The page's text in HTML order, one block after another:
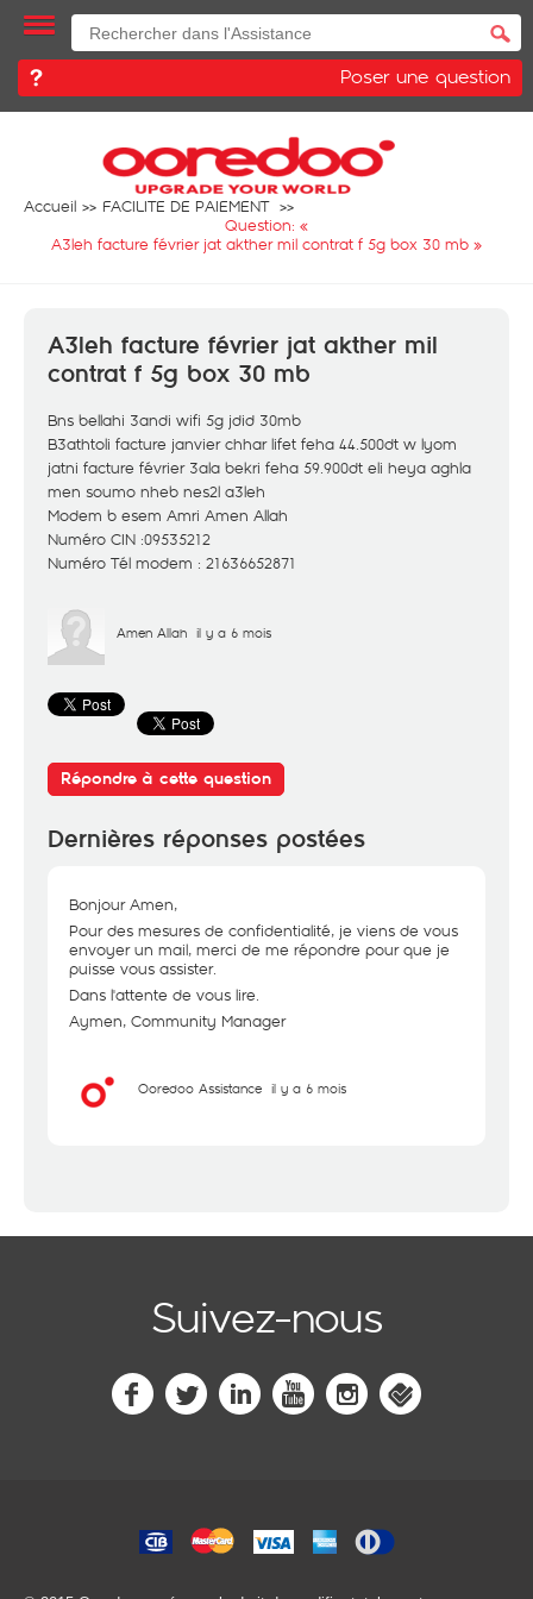
Poser une question
Accueil
FACILITE DE PAIEMENT
Question: «
A3leh facture février jat akther mil contrat f 5g box 30 mb »
A3leh facture février jat akther mil
contrat f 5g box 30 mb
Bns bellahi 3andi wifi 5g jdid 30mb
B3athtoli facture janvier chhar lifet feha 44.500dt w lyom
jatni facture février 3ala bekri feha 59.900dt eli heya aghla
men soumo nheb nes2l a3leh
Modem b esem Amri Amen Allah
Numéro CIN :09535212
Numéro Tél modem : 21636652871
Amen Allah il y a 6 mois
Répondre à cette question
Dernières réponses postées
Bonjour Amen,
Pour des mesures de confidentialité, je viens de vous
envoyer un mail, merci de me répondre pour que je
puisse vous assister.
Dans l'attente de vous lire.
Aymen, Community Manager
Ooredoo Assistance il y a 6 mois
Suivez-nous